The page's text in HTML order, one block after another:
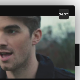
DEPORTES